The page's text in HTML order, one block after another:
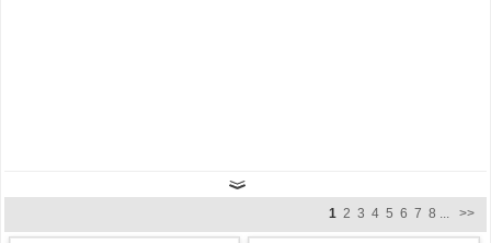
1 2 3 4 5 6 7 8 ... >>